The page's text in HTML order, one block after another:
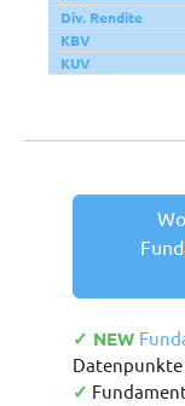
Div. Rendite
KBV
KUV
✓ NEW
✓